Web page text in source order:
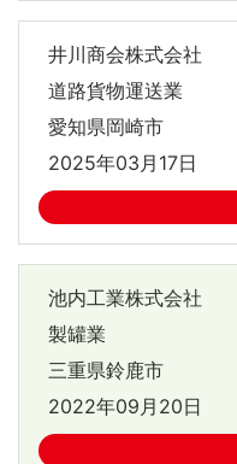
井川商会株式会社
道路貨物運送業
愛知県岡崎市
2025年03月17日
池内工業株式会社
製罐業
三重県鈴鹿市
2022年09月20日